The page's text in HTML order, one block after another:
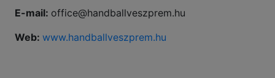
E-mail: office@handballveszprem.hu
Web: www.handballveszprem.hu